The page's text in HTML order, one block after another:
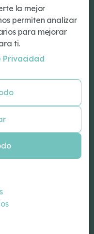
la mejor
permiten analizar
para mejorar
ti.
Privacidad